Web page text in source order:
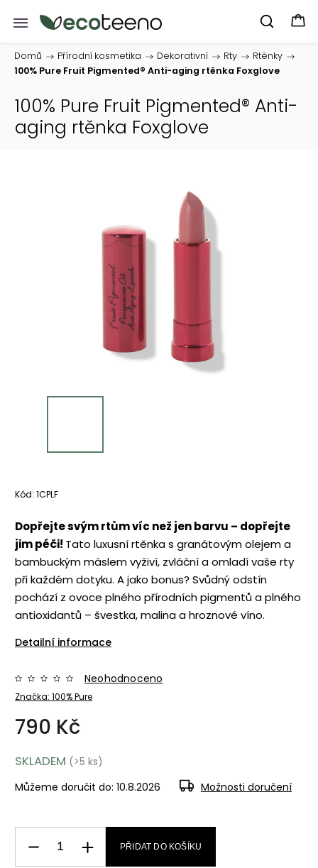
Domů / Přírodní kosmetika / Dekorativní / Rty / Rtěnky /
100% Pure Fruit Pigmented® Anti-aging rtěnka Foxglove
100% Pure Fruit Pigmented® Anti-
aging rtěnka Foxglove
Kód: 1CPLF
Dopřejte svým rtům víc než jen barvu – dopřejte
jim péči! Tato luxusní rtěnka s granátovým olejem a
bambuckým máslem vyživí, zvláční a omladí vaše rty
při každém dotyku. A jako bonus? Svůdný odstín
pochází z ovoce plného přírodních pigmentů a plného
antioxidantů – švestka, malina a hroznové víno.
Detailní informace
Značka: 100% Pure
Neohodnoceno
790 Kč
SKLADEM (>5 ks)
Můžeme doručit do: 10.8.2026 Možnosti doručení
PŘIDAT DO KOŠÍKU